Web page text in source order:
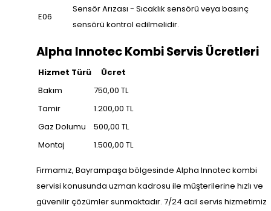
E06
Sensör Arızası - Sıcaklık sensörü veya basınç
sensörü kontrol edilmelidir.
Alpha Innotec Kombi Servis Ücretleri
Hizmet Türü
Ücret
Bakım
750,00 TL
Tamir
1.200,00 TL
Gaz Dolumu
500,00 TL
Montaj
1.500,00 TL
Firmamız, Bayrampaşa bölgesinde Alpha Innotec kombi
servisi konusunda uzman kadrosu ile müşterilerine hızlı ve
güvenilir çözümler sunmaktadır. 7/24 acil servis hizmetimiz